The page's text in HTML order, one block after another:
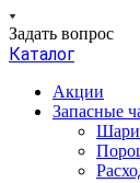
Задать вопрос
Каталог
Акции
Запасные